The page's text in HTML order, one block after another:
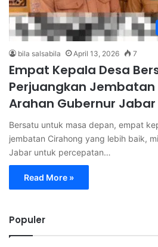
bila salsabila April 13, 2026 7
Empat Kepala Desa
Perjuangkan
Arahan Gubernur Jabar
Bersatu untuk masa depan, empat
jembatan Cirahong yang lebih baik,
Jabar untuk percepatan…
Read More »
Populer